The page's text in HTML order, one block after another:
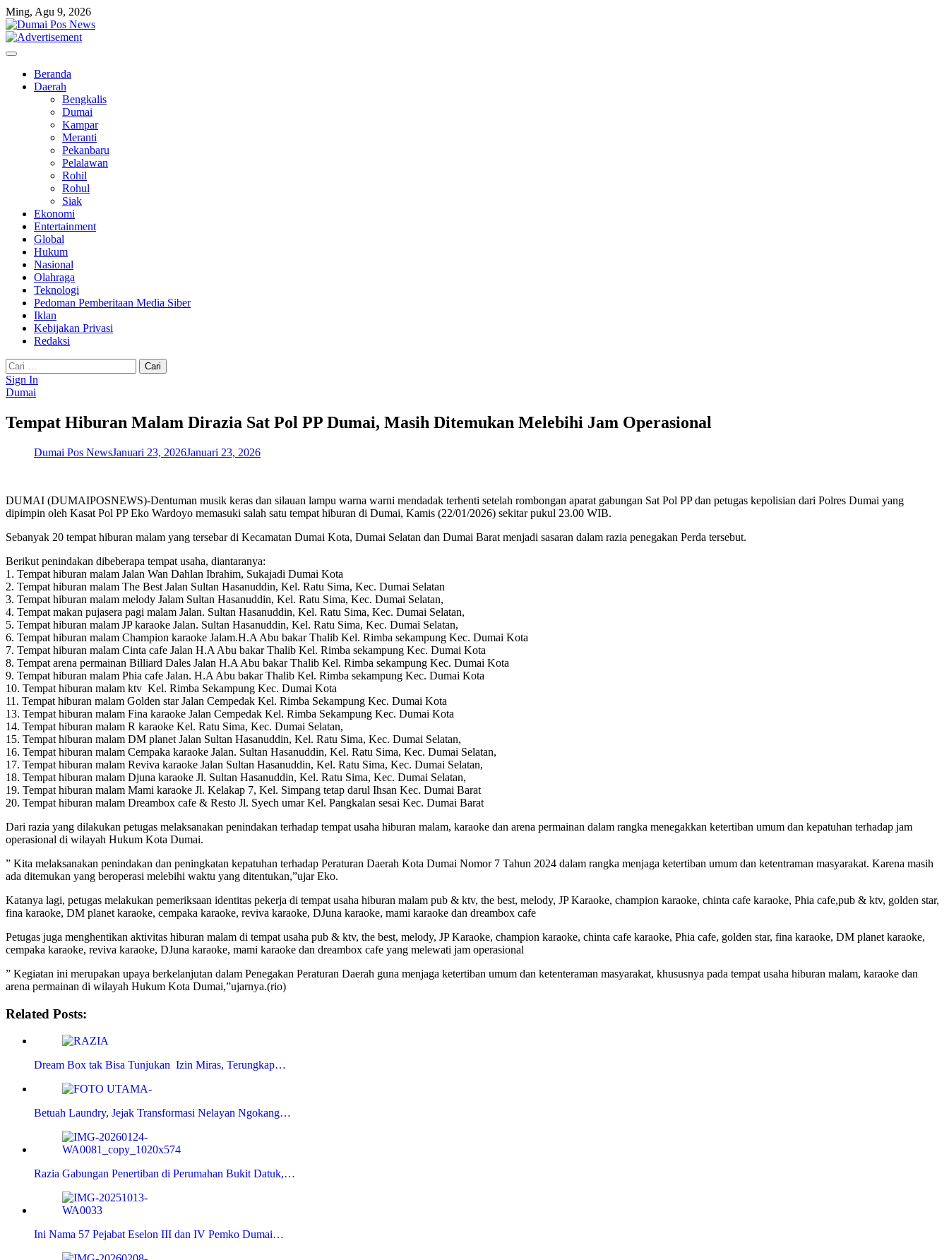
Skip
to
content
Ming, Agu 9, 2026
Beranda
Daerah
Bengkalis
Dumai
Kampar
Meranti
Pekanbaru
Pelalawan
Rohil
Rohul
Siak
Ekonomi
Entertainment
Global
Hukum
Nasional
Olahraga
Teknologi
Pedoman Pemberitaan Media Siber
Iklan
Kebijakan Privasi
Redaksi
Cari
untuk:
Sign In
Dumai
Tempat Hiburan Malam Dirazia Sat Pol PP Dumai, Masih Ditemukan Melebihi Jam Operasional
Dumai Pos NewsJanuari 23, 2026Januari 23, 2026
DUMAI (DUMAIPOSNEWS)-Dentuman musik keras dan silauan lampu warna warni mendadak terhenti setelah rombongan aparat gabungan Sat Pol PP dan petugas kepolisian dari Polres Dumai yang
dipimpin oleh Kasat Pol PP Eko Wardoyo memasuki salah satu tempat hiburan di Dumai, Kamis (22/01/2026) sekitar pukul 23.00 WIB.
Sebanyak 20 tempat hiburan malam yang tersebar di Kecamatan Dumai Kota, Dumai Selatan dan Dumai Barat menjadi sasaran dalam razia penegakan Perda tersebut.
Berikut penindakan dibeberapa tempat usaha, diantaranya:
1. Tempat hiburan malam Jalan Wan Dahlan Ibrahim, Sukajadi Dumai Kota
2. Tempat hiburan malam The Best Jalan Sultan Hasanuddin, Kel. Ratu Sima, Kec. Dumai Selatan
3. Tempat hiburan malam melody Jalam Sultan Hasanuddin, Kel. Ratu Sima, Kec. Dumai Selatan,
4. Tempat makan pujasera pagi malam Jalan. Sultan Hasanuddin, Kel. Ratu Sima, Kec. Dumai Selatan,
5. Tempat hiburan malam JP karaoke Jalan. Sultan Hasanuddin, Kel. Ratu Sima, Kec. Dumai Selatan,
6. Tempat hiburan malam Champion karaoke Jalam.H.A Abu bakar Thalib Kel. Rimba sekampung Kec. Dumai Kota
7. Tempat hiburan malam Cinta cafe Jalan H.A Abu bakar Thalib Kel. Rimba sekampung Kec. Dumai Kota
8. Tempat arena permainan Billiard Dales Jalan H.A Abu bakar Thalib Kel. Rimba sekampung Kec. Dumai Kota
9. Tempat hiburan malam Phia cafe Jalan. H.A Abu bakar Thalib Kel. Rimba sekampung Kec. Dumai Kota
10. Tempat hiburan malam ktv Kel. Rimba Sekampung Kec. Dumai Kota
11. Tempat hiburan malam Golden star Jalan Cempedak Kel. Rimba Sekampung Kec. Dumai Kota
13. Tempat hiburan malam Fina karaoke Jalan Cempedak Kel. Rimba Sekampung Kec. Dumai Kota
14. Tempat hiburan malam R karaoke Kel. Ratu Sima, Kec. Dumai Selatan,
15. Tempat hiburan malam DM planet Jalan Sultan Hasanuddin, Kel. Ratu Sima, Kec. Dumai Selatan,
16. Tempat hiburan malam Cempaka karaoke Jalan. Sultan Hasanuddin, Kel. Ratu Sima, Kec. Dumai Selatan,
17. Tempat hiburan malam Reviva karaoke Jalan Sultan Hasanuddin, Kel. Ratu Sima, Kec. Dumai Selatan,
18. Tempat hiburan malam Djuna karaoke Jl. Sultan Hasanuddin, Kel. Ratu Sima, Kec. Dumai Selatan,
19. Tempat hiburan malam Mami karaoke Jl. Kelakap 7, Kel. Simpang tetap darul Ihsan Kec. Dumai Barat
20. Tempat hiburan malam Dreambox cafe & Resto Jl. Syech umar Kel. Pangkalan sesai Kec. Dumai Barat
Dari razia yang dilakukan petugas melaksanakan penindakan terhadap tempat usaha hiburan malam, karaoke dan arena permainan dalam rangka menegakkan ketertiban umum dan kepatuhan terhadap jam
operasional di wilayah Hukum Kota Dumai.
” Kita melaksanakan penindakan dan peningkatan kepatuhan terhadap Peraturan Daerah Kota Dumai Nomor 7 Tahun 2024 dalam rangka menjaga ketertiban umum dan ketentraman masyarakat. Karena masih
ada ditemukan yang beroperasi melebihi waktu yang ditentukan,”ujar Eko.
Katanya lagi, petugas melakukan pemeriksaan identitas pekerja di tempat usaha hiburan malam pub & ktv, the best, melody, JP Karaoke, champion karaoke, chinta cafe karaoke, Phia cafe,pub & ktv, golden star,
fina karaoke, DM planet karaoke, cempaka karaoke, reviva karaoke, DJuna karaoke, mami karaoke dan dreambox cafe
Petugas juga menghentikan aktivitas hiburan malam di tempat usaha pub & ktv, the best, melody, JP Karaoke, champion karaoke, chinta cafe karaoke, Phia cafe, golden star, fina karaoke, DM planet karaoke,
cempaka karaoke, reviva karaoke, DJuna karaoke, mami karaoke dan dreambox cafe yang melewati jam operasional
” Kegiatan ini merupakan upaya berkelanjutan dalam Penegakan Peraturan Daerah guna menjaga ketertiban umum dan ketenteraman masyarakat, khususnya pada tempat usaha hiburan malam, karaoke dan
arena permainan di wilayah Hukum Kota Dumai,”ujarnya.(rio)
Related Posts:
Dream Box tak Bisa Tunjukan Izin Miras, Terungkap…
Betuah Laundry, Jejak Transformasi Nelayan Ngokang…
Razia Gabungan Penertiban di Perumahan Bukit Datuk,…
Ini Nama 57 Pejabat Eselon III dan IV Pemko Dumai…